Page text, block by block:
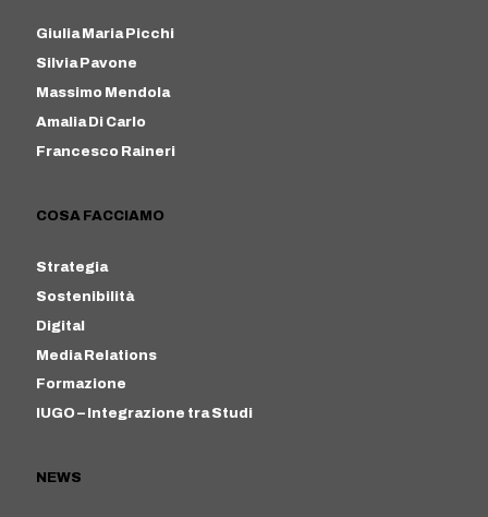
Giulia Maria Picchi
Silvia Pavone
Massimo Mendola
Amalia Di Carlo
Francesco Raineri
COSA FACCIAMO
Strategia
Sostenibilità
Digital
Media Relations
Formazione
IUGO – Integrazione tra Studi
NEWS